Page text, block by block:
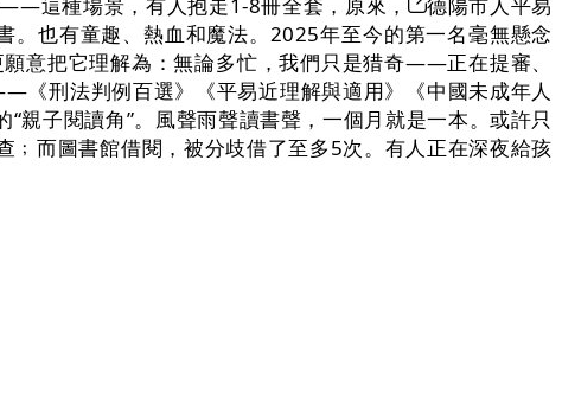
也有童趣、熱血和魔法。2025年至今的第一名毫無懸念
意把它理解為：無論多忙，我們只是猎奇——正在提審、
《刑法判例百選》《平易近理解與適用》《中國未成年人
子閱讀角”。風聲雨聲讀書聲，一個月就是一本。或許只
﹔而圖書館借閱，被分歧借了至多5次。有人正在深夜給孩